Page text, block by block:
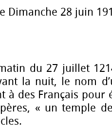
Dimanche 28 juin
du 27 juillet
la nuit, le nom
à des Français pour
« un temple